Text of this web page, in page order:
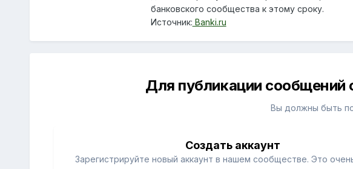
банковского сообщества к этому сроку.
Источник: Banki.ru
Для публикации сообщений
Вы должны быть
Создать аккаунт
Зарегистрируйте новый аккаунт в нашем сообществе. Это